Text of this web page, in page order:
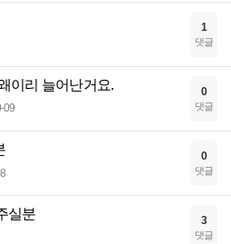
1
댓글
이리 늘어난거요.
09
0
댓글
0
댓글
실분 3
댓글